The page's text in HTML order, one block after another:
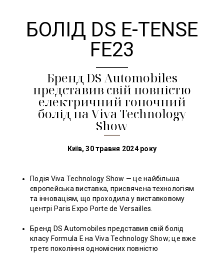
БОЛІД DS E-TENSE
FE23
Бренд DS Automobiles
представив свій повністю
електричний гоночний
болід на Viva Technology
Show
Київ, 30 травня 2024 року
Подія Viva Technology Show — це найбільша
європейська виставка, присвячена технологіям
та інноваціям, що проходила у виставковому
центрі Paris Expo Porte de Versailles.
Бренд DS Automobiles представив свій болід
класу Formula E на Viva Technology Show; це вже
третє покоління одномісних повністю